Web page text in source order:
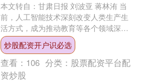
本文转自：甘肃日报 刘波亚 蒋林洧 当
前，人工智能技术深刻改变人类生产生
活方式，成为推动教育等各个领域深刻
变革的重要力量。网络作为思政教育落
实立德树人根本任务的....
炒股配资开户识必选
查看： 106 分类： 股票配资平台配
资炒股